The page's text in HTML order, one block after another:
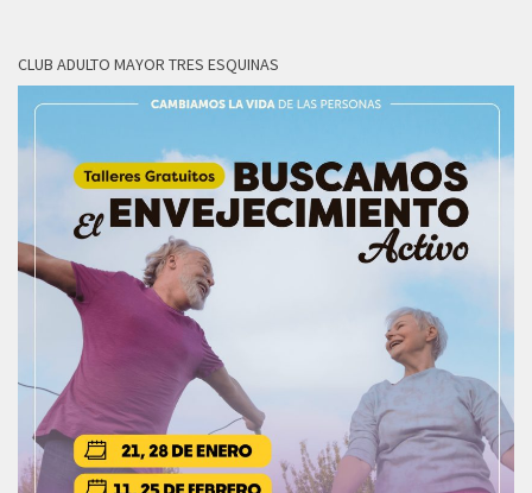
CLUB ADULTO MAYOR TRES ESQUINAS